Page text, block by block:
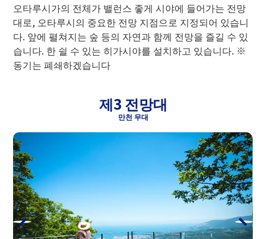
오타루시가의 전체가 밸런스 좋게 시야에 들어가는 전망
대로, 오타루시의 중요한 전망 지점으로 지정되어 있습니
다. 앞에 펼쳐지는 숲 등의 자연과 함께 전망을 즐길 수 있
습니다. 한 쉴 수 있는 히가시야를 설치하고 있습니다. ※
동기는 폐쇄하겠습니다
제3 전망대
만천 무대
오타루 텐구야마 로프웨이의 왕복권과 오
타루 수족관의 입관권이 세트가 된 유익한
티켓입니다.
발매 장소는 오타루 텐구야마 로프웨이 티
켓 창구 또는 오타루 수족관 티켓 창구에서
【주의】기상 조건등에 의해 로프웨이가
운휴하고 있는 경우에 대해서도, 7일간의
유효 기한이 있기 때문에, 환불은 하지 않
습니다. 미리 양해 바랍니다.
중학생 초등
세트 요금 3,000엔 2,000엔 1,250엔